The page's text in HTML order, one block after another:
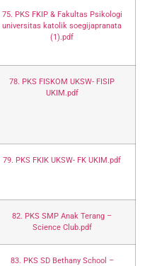
75. PKS FKIP & Fakultas Psikologi
universitas katolik soegijapranata
(1).pdf
78. PKS FISKOM UKSW- FISIP
UKIM.pdf
79. PKS FKIK UKSW- FK UKIM.pdf
82. PKS SMP Anak Terang –
Science Club.pdf
83. PKS SD Bethany School –